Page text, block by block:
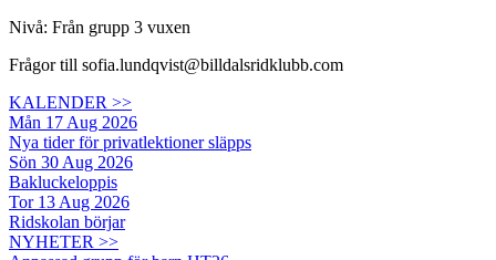
Nivå: Från grupp 3 vuxen
Frågor till sofia.lundqvist@billdalsridklubb.com
KALENDER >>
Mån 17 Aug 2026
Nya tider för privatlektioner släpps
Sön 30 Aug 2026
Bakluckeloppis
Tor 13 Aug 2026
Ridskolan börjar
NYHETER >>